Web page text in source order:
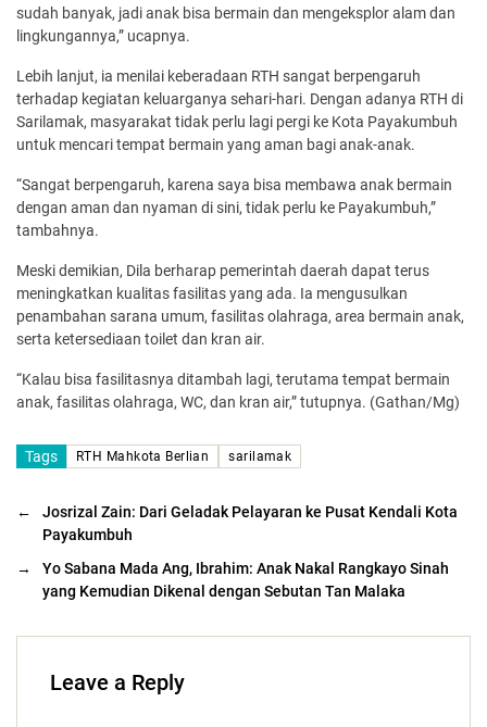
sudah banyak, jadi anak bisa bermain dan mengeksplor alam dan
lingkungannya,” ucapnya.
Lebih lanjut, ia menilai keberadaan RTH sangat berpengaruh
terhadap kegiatan keluarganya sehari-hari. Dengan adanya RTH di
Sarilamak, masyarakat tidak perlu lagi pergi ke Kota Payakumbuh
untuk mencari tempat bermain yang aman bagi anak-anak.
“Sangat berpengaruh, karena saya bisa membawa anak bermain
dengan aman dan nyaman di sini, tidak perlu ke Payakumbuh,”
tambahnya.
Meski demikian, Dila berharap pemerintah daerah dapat terus
meningkatkan kualitas fasilitas yang ada. Ia mengusulkan
penambahan sarana umum, fasilitas olahraga, area bermain anak,
serta ketersediaan toilet dan kran air.
“Kalau bisa fasilitasnya ditambah lagi, terutama tempat bermain
anak, fasilitas olahraga, WC, dan kran air,” tutupnya. (Gathan/Mg)
Tags RTH Mahkota Berlian sarilamak
←
Josrizal Zain: Dari Geladak Pelayaran ke Pusat Kendali Kota
Payakumbuh
→
Yo Sabana Mada Ang, Ibrahim: Anak Nakal Rangkayo Sinah
yang Kemudian Dikenal dengan Sebutan Tan Malaka
Leave a Reply